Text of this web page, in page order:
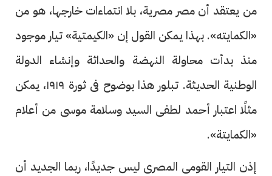
من يعتقد أن مصر مصرية، بلا انتماءات خارجها، هو من
«الكمايته». بهذا يمكن القول إن «الكيمتية» تيار موجود
منذ بدأت محاولة النهضة والحداثة وإنشاء الدولة
الوطنية الحديثة. تبلور هذا بوضوح فى ثورة ١٩١٩، يمكن
مثلًا اعتبار أحمد لطفى السيد وسلامة موسى من أعلام
«الكمايتة».
إذن التيار القومى المصرى ليس جديدًا، ربما الجديد أن